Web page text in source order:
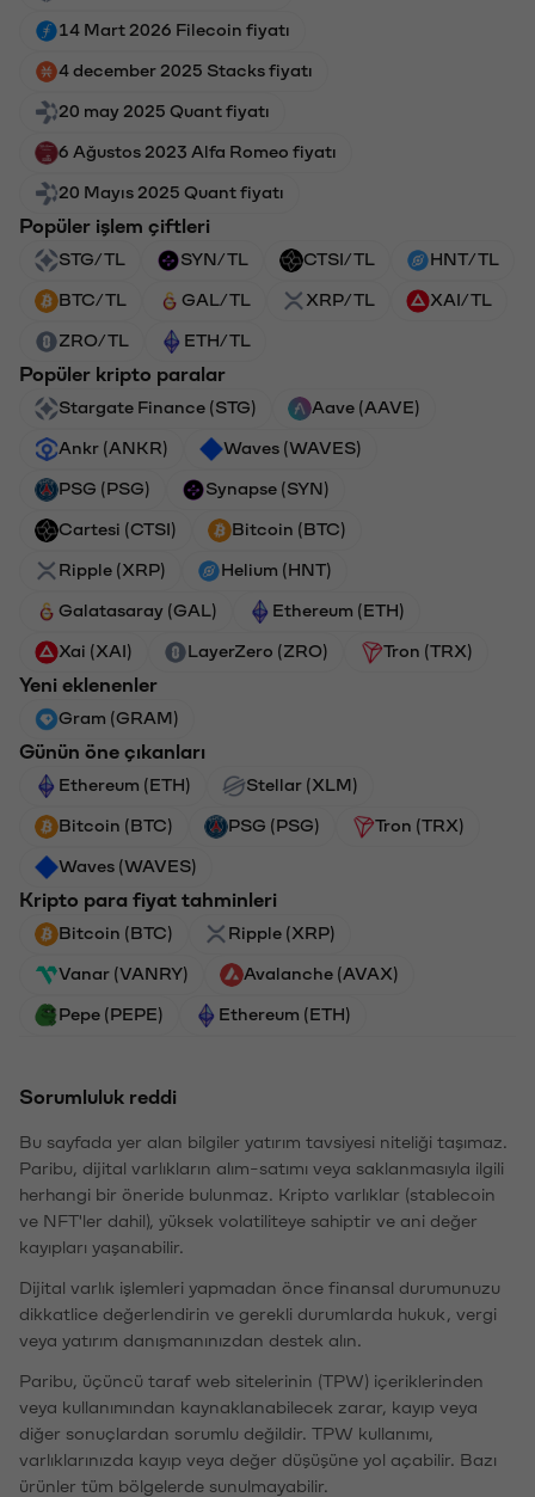
14 Mart 2026 Filecoin fiyatı
4 december 2025 Stacks fiyatı
20 may 2025 Quant fiyatı
6 Ağustos 2023 Alfa Romeo fiyatı
20 Mayıs 2025 Quant fiyatı
Popüler işlem çiftleri
STG/TL SYN/TL CTSI/TL HNT/TL
BTC/TL GAL/TL XRP/TL XAI/TL
ZRO/TL ETH/TL
Popüler kripto paralar
Stargate Finance (STG) Aave (AAVE)
Ankr (ANKR) Waves (WAVES)
PSG (PSG) Synapse (SYN)
Cartesi (CTSI) Bitcoin (BTC)
Ripple (XRP) Helium (HNT)
Galatasaray (GAL) Ethereum (ETH)
Xai (XAI) LayerZero (ZRO) Tron (TRX)
Yeni eklenenler
Gram (GRAM)
Günün öne çıkanları
Ethereum (ETH) Stellar (XLM)
Bitcoin (BTC) PSG (PSG) Tron (TRX)
Waves (WAVES)
Kripto para fiyat tahminleri
Bitcoin (BTC) Ripple (XRP)
Vanar (VANRY) Avalanche (AVAX)
Pepe (PEPE) Ethereum (ETH)
Sorumluluk reddi
Bu sayfada yer alan bilgiler yatırım tavsiyesi niteliği taşımaz.
Paribu, dijital varlıkların alım-satımı veya saklanmasıyla ilgili
herhangi bir öneride bulunmaz. Kripto varlıklar (stablecoin
ve NFT'ler dahil), yüksek volatiliteye sahiptir ve ani değer
kayıpları yaşanabilir.
Dijital varlık işlemleri yapmadan önce finansal durumunuzu
dikkatlice değerlendirin ve gerekli durumlarda hukuk, vergi
veya yatırım danışmanınızdan destek alın.
Paribu, üçüncü taraf web sitelerinin (TPW) içeriklerinden
veya kullanımından kaynaklanabilecek zarar, kayıp veya
diğer sonuçlardan sorumlu değildir. TPW kullanımı,
varlıklarınızda kayıp veya değer düşüşüne yol açabilir. Bazı
ürünler tüm bölgelerde sunulmayabilir.